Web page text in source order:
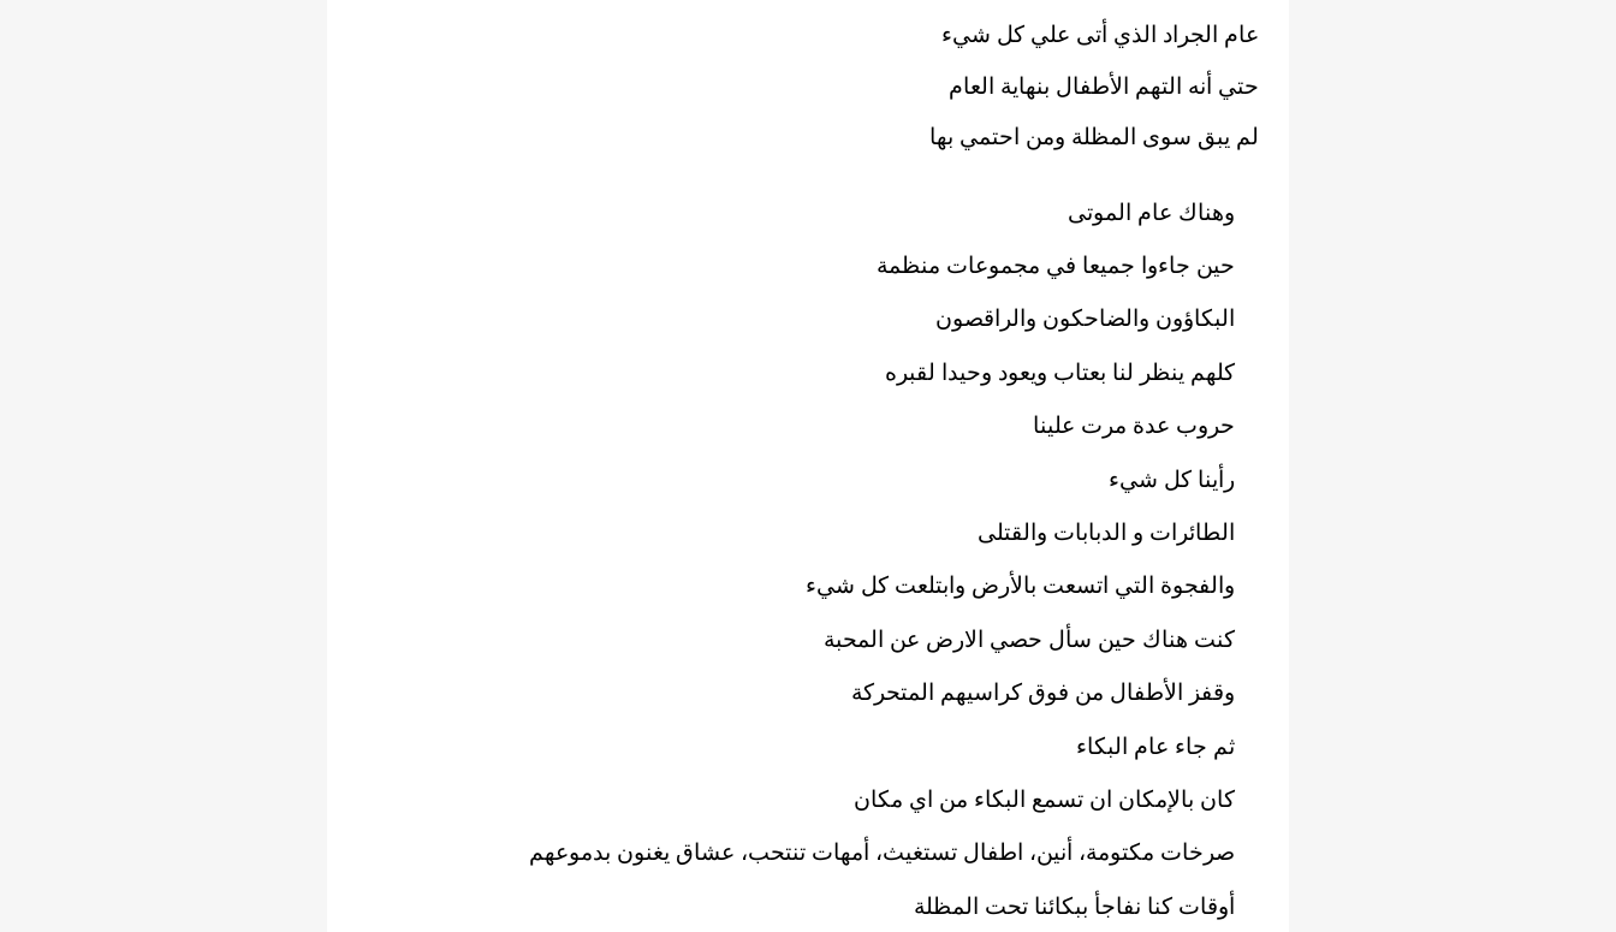
عام الجراد الذي أتى علي كل شيء
حتي أنه التهم الأطفال بنهاية العام
لم يبق سوى المظلة ومن احتمي بها
وهناك عام الموتى
حين جاءوا جميعا في مجموعات منظمة
البكاؤون والضاحكون والراقصون
كلهم ينظر لنا بعتاب ويعود وحيدا لقبره
حروب عدة مرت علينا
رأينا كل شيء
الطائرات و الدبابات والقتلى
والفجوة التي اتسعت بالأرض وابتلعت كل شيء
كنت هناك حين سأل حصي الارض عن المحبة
وقفز الأطفال من فوق كراسيهم المتحركة
ثم جاء عام البكاء
كان بالإمكان ان تسمع البكاء من اي مكان
صرخات مكتومة، أنين، اطفال تستغيث، أمهات تنتحب، عشاق يغنون بدموعهم
أوقات كنا نفاجأ ببكائنا تحت المظلة